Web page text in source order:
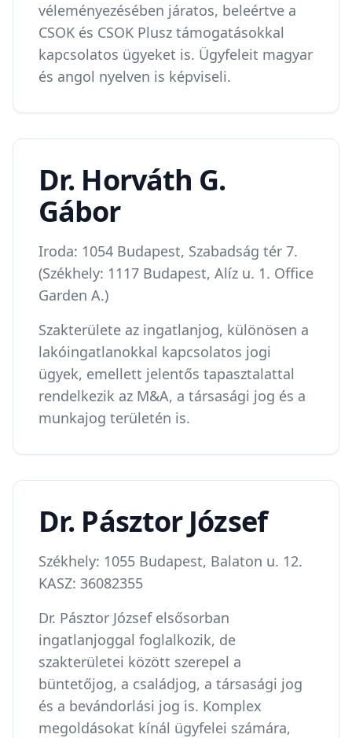
véleményezésében járatos, beleértve a
CSOK és CSOK Plusz támogatásokkal
kapcsolatos ügyeket is. Ügyfeleit magyar
és angol nyelven is képviseli.
Dr. Horváth G.
Gábor
Iroda: 1054 Budapest, Szabadság tér 7.
(Székhely: 1117 Budapest, Alíz u. 1. Office
Garden A.)
​Szakterülete az ingatlanjog, különösen a
lakóingatlanokkal kapcsolatos jogi
ügyek, emellett jelentős tapasztalattal
rendelkezik az M&A, a társasági jog és a
munkajog területén is.
Dr. Pásztor József
Székhely: 1055 Budapest, Balaton u. 12.
KASZ: 36082355
Dr. Pásztor József elsősorban
ingatlanjoggal foglalkozik, de
szakterületei között szerepel a
büntetőjog, a családjog, a társasági jog
és a bevándorlási jog is. Komplex
megoldásokat kínál ügyfelei számára,